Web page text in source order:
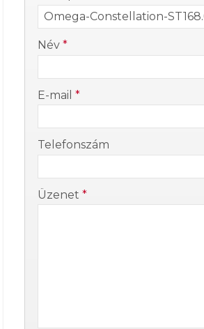
-
Név *
E-mail *
Telefonszám
Üzenet *